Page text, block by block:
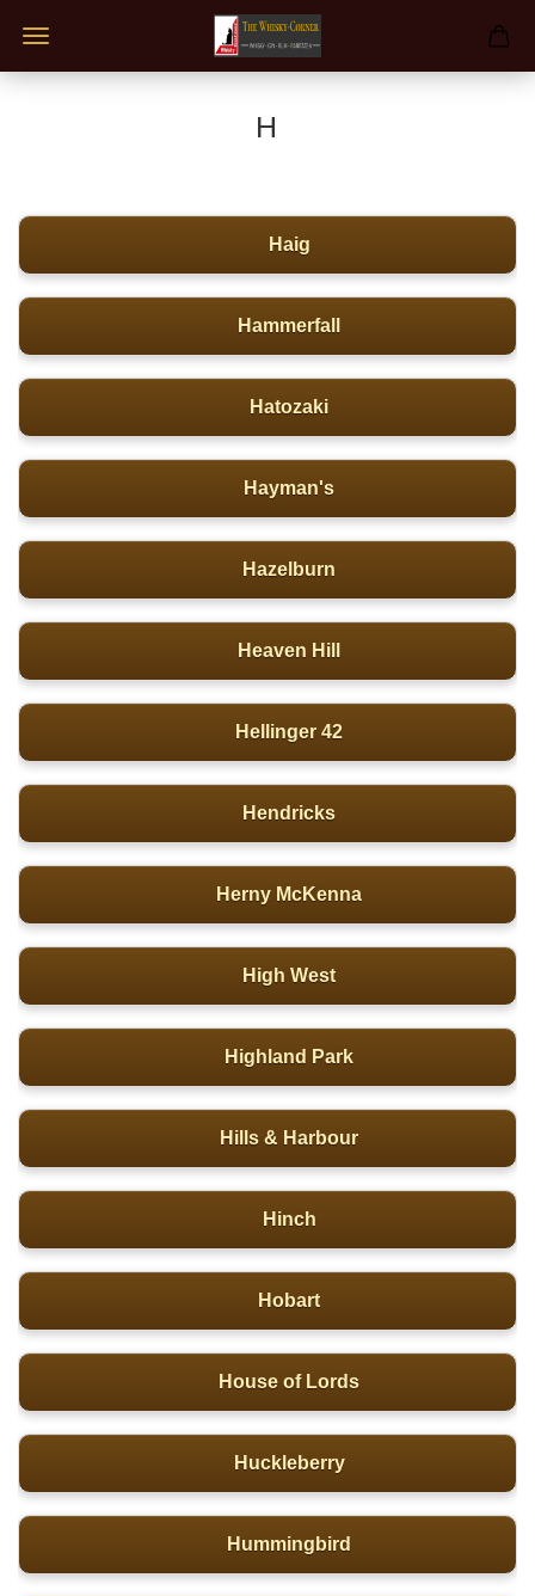
H
Haig
Hammerfall
Hatozaki
Hayman's
Hazelburn
Heaven Hill
Hellinger 42
Hendricks
Herny McKenna
High West
Highland Park
Hills & Harbour
Hinch
Hobart
House of Lords
Huckleberry
Hummingbird